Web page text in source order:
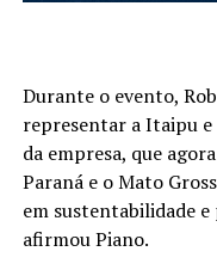
Durante o evento,
representar a Itaipu e
da empresa, que
Paraná e o Mato
em sustentabilidade
afirmou Piano.